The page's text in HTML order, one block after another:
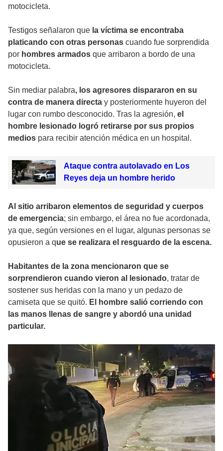
motocicleta.
Testigos señalaron que la víctima se encontraba
platicando con otras personas cuando fue sorprendida
por hombres armados que arribaron a bordo de una
motocicleta.
Sin mediar palabra, los agresores dispararon en su
contra de manera directa y posteriormente huyeron del
lugar con rumbo desconocido. Tras la agresión, el
hombre lesionado logró retirarse por sus propios
medios para recibir atención médica en un hospital.
Ataque contra autolavado en Los
Reyes deja un hombre herido
Al sitio arribaron elementos de seguridad y cuerpos
de emergencia; sin embargo, el área no fue acordonada,
ya que, según versiones en el lugar, algunas personas se
opusieron a que se realizara el resguardo de la escena.
Habitantes de la zona mencionaron que se
sorprendieron cuando vieron al lesionado, tratar de
sostener sus heridas con la mano y un pedazo de
camiseta que se quitó. El hombre salió corriendo con
las manos llenas de sangre y abordó una unidad
particular.